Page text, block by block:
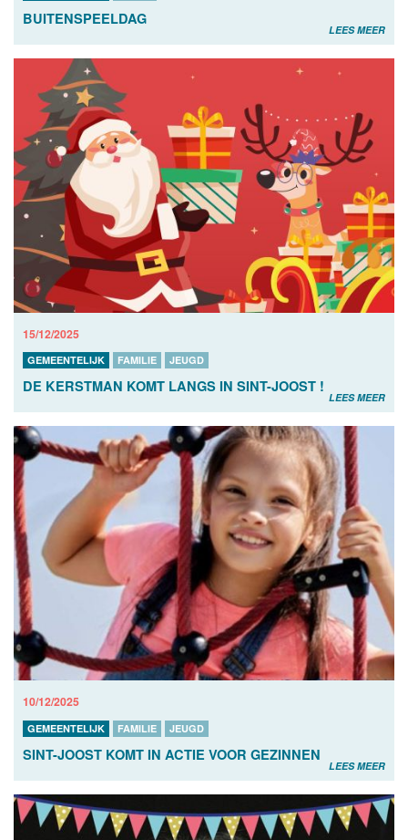
BUITENSPEELDAG
LEES MEER
15/12/2025
GEMEENTELIJK FAMILIE JEUGD
DE KERSTMAN KOMT LANGS IN SINT-JOOST !
LEES MEER
10/12/2025
GEMEENTELIJK FAMILIE JEUGD
SINT-JOOST KOMT IN ACTIE VOOR GEZINNEN
LEES MEER